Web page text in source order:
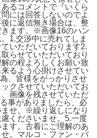
るコメントで『いくら
には回答しないのでよ
に返信無き場合は、整
ます。※画像16のハン
1.交渉中に売れてしま
いただいております2.
らせていただいており
の程よろしくお願い致
るよう心掛けさせてい
、皆様をがっかりさせ
クさせていただいてお
画像を残させていただ
事がありましたら、必
せ。※繰り返しになり
くださいませ。5.一度
す。古着にご理解のあ
。マルコ・ファン・バ